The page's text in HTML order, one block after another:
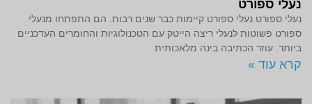
נעלי ספורט
נעלי ספורט נעלי ספורט קיימות כבר שנים רבות. הם התפתחו מנעלי
ספורט פשוטות לנעלי ריצה הייטק עם הטכנולוגיות והחומרים העדכניים
ביותר. עוזר הכתיבה בינה מלאכותית
קרא עוד »